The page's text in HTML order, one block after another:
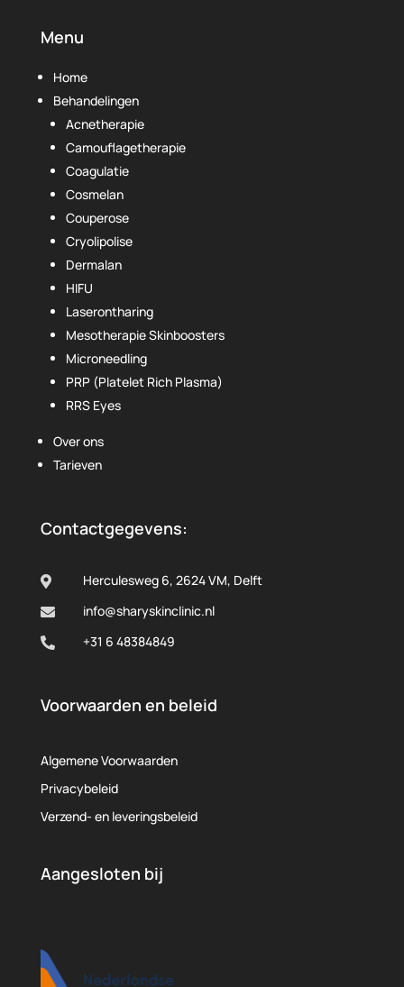
Menu
Home
Behandelingen
Acnetherapie
Camouflagetherapie
Coagulatie
Cosmelan
Couperose
Cryolipolise
Dermalan
HIFU
Laserontharing
Mesotherapie Skinboosters
Microneedling
PRP (Platelet Rich Plasma)
RRS Eyes
Over ons
Tarieven
Contactgegevens:
 Herculesweg 6, 2624 VM, Delft
 info@sharyskinclinic.nl
 +31 6 48384849
Voorwaarden en beleid
Algemene Voorwaarden
Privacybeleid
Verzend- en leveringsbeleid
Aangesloten bij